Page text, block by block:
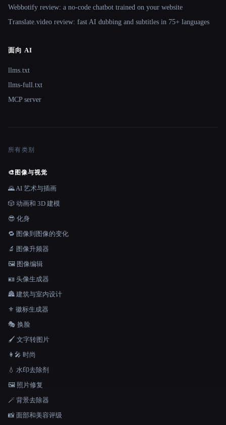
Webbotify review: a no-code chatbot trained on your website
Translate.video review: fast AI dubbing and subtitles in 75+ languages
面向 AI
llms.txt
llms-full.txt
MCP server
所有类别
🎨 图像与视觉
🌄 AI 艺术与插画
🎲 动画和 3D 建模
😎 化身
🔁 图像到图像的变化
🔬 图像升频器
🖼️ 图像编辑
🪪 头像生成器
🏯 建筑与室内设计
⚜️ 徽标生成器
🎭 换脸
🖌️ 文字转图片
👩‍🎤 时尚
💧 水印去除剂
🖼️ 照片修复
🪄 背景去除器
📸 面部和美容评级